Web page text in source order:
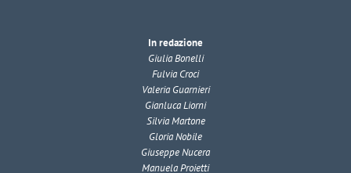
In redazione
Giulia Bonelli
Fulvia Croci
Valeria Guarnieri
Gianluca Liorni
Silvia Martone
Gloria Nobile
Giuseppe Nucera
Manuela Proietti